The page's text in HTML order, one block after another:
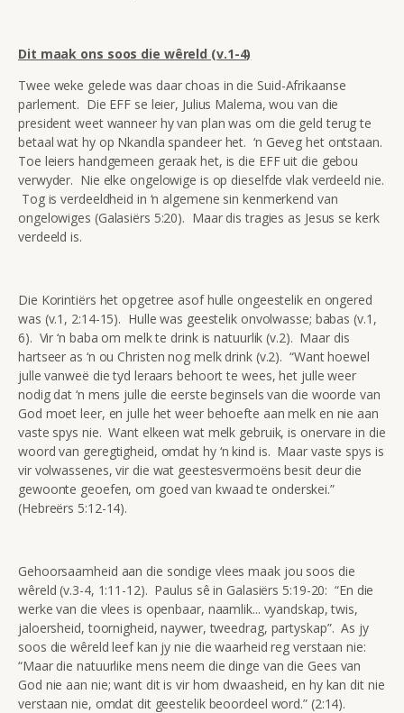
Dit maak ons soos die wêreld (v.1-4)
Twee weke gelede was daar choas in die Suid-Afrikaanse
parlement. Die EFF se leier, Julius Malema, wou van die
president weet wanneer hy van plan was om die geld terug te
betaal wat hy op Nkandla spandeer het. ‘n Geveg het ontstaan.
Toe leiers handgemeen geraak het, is die EFF uit die gebou
verwyder. Nie elke ongelowige is op dieselfde vlak verdeeld nie.
Tog is verdeeldheid in ‘n algemene sin kenmerkend van
ongelowiges (Galasiërs 5:20). Maar dis tragies as Jesus se kerk
verdeeld is.
Die Korintiërs het opgetree asof hulle ongeestelik en ongered
was (v.1, 2:14-15). Hulle was geestelik onvolwasse; babas (v.1,
6). Vir ‘n baba om melk te drink is natuurlik (v.2). Maar dis
hartseer as ‘n ou Christen nog melk drink (v.2). “Want hoewel
julle vanweë die tyd leraars behoort te wees, het julle weer
nodig dat ‘n mens julle die eerste beginsels van die woorde van
God moet leer, en julle het weer behoefte aan melk en nie aan
vaste spys nie. Want elkeen wat melk gebruik, is onervare in die
woord van geregtigheid, omdat hy ‘n kind is. Maar vaste spys is
vir volwassenes, vir die wat geestesvermoëns besit deur die
gewoonte geoefen, om goed van kwaad te onderskei.”
(Hebreërs 5:12-14).
Gehoorsaamheid aan die sondige vlees maak jou soos die
wêreld (v.3-4, 1:11-12). Paulus sê in Galasiërs 5:19-20: “En die
werke van die vlees is openbaar, naamlik... vyandskap, twis,
jaloersheid, toornigheid, naywer, tweedrag, partyskap”. As jy
soos die wêreld leef kan jy nie die waarheid reg verstaan nie:
“Maar die natuurlike mens neem die dinge van die Gees van
God nie aan nie; want dit is vir hom dwaasheid, en hy kan dit nie
verstaan nie, omdat dit geestelik beoordeel word.” (2:14).